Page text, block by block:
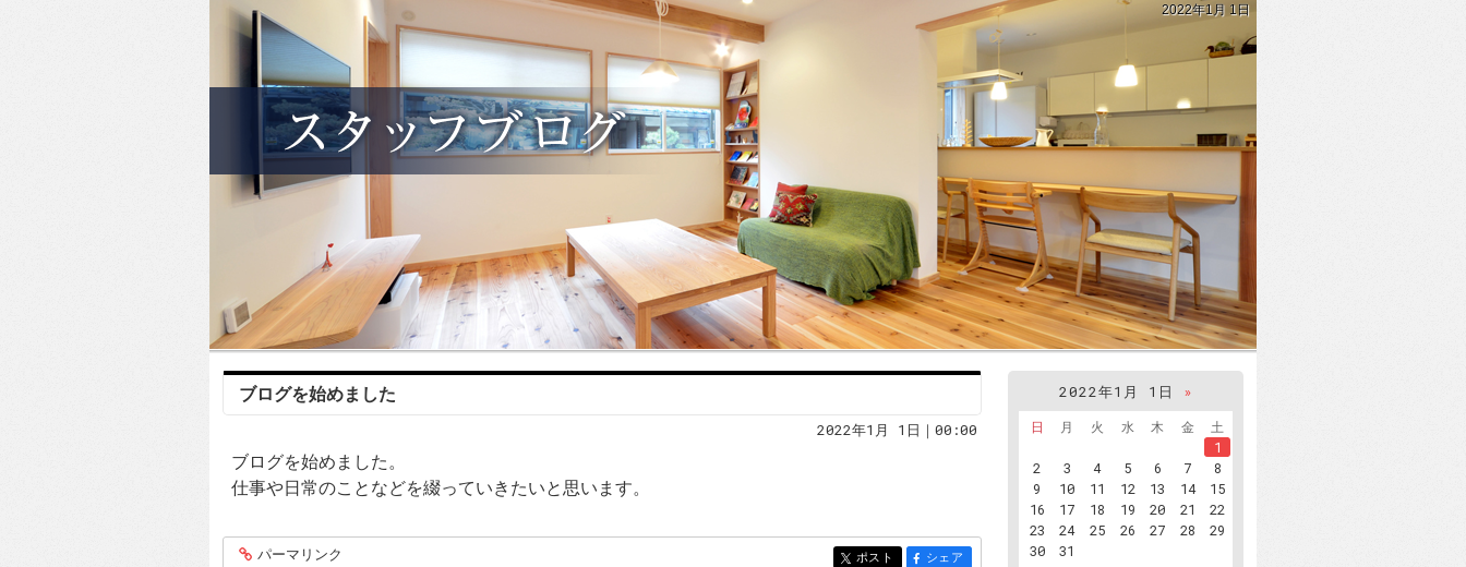
2022年1月 1日
ブログを始めました
2022年1月 1日｜00:00
ブログを始めました。
仕事や日常のことなどを綴っていきたいと思います。
entry116
パーマリンク entry116
ポスト entry116
シェア
2022年1月 1日
»
日
月 火 水 木 金
土
1
2
3 4 5 6 7
8
9
10 11 12 13 14
15
16
17 18 19 20 21
22
23
24 25 26 27 28
29
30
31